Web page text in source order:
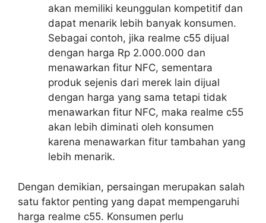
akan memiliki keunggulan kompetitif dan
dapat menarik lebih banyak konsumen.
Sebagai contoh, jika realme c55 dijual
dengan harga Rp 2.000.000 dan
menawarkan fitur NFC, sementara
produk sejenis dari merek lain dijual
dengan harga yang sama tetapi tidak
menawarkan fitur NFC, maka realme c55
akan lebih diminati oleh konsumen
karena menawarkan fitur tambahan yang
lebih menarik.
Dengan demikian, persaingan merupakan salah
satu faktor penting yang dapat mempengaruhi
harga realme c55. Konsumen perlu